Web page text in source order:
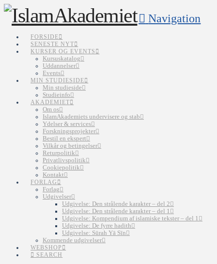
Navigation
FORSIDE
SENESTE NYT
KURSER OG EVENTS
Kursuskatalog
Uddannelser
Events
MIN STUDIESIDE
Min studieside
Studieinfo
AKADEMIET
Om os
IslamAkademiets undervisere og stab
Ydelser & services
Forskningsprojekter
Bestil en ekspert
Vilkår og betingelser
Returpolitik
Privatlivspolitik
Cookiepolitik
Kontakt
FORLAG
Forlag
Udgivelser
Udgivelse: Den strålende karakter – del 2
Udgivelse: Den strålende karakter – del 1
Udgivelse: Kompendium af islamiske tekster – del 1
Udgivelse: De fyrre hadith
Udgivelse: Sūrah Yā Sīn
Kommende udgivelser
WEBSHOP
SEARCH